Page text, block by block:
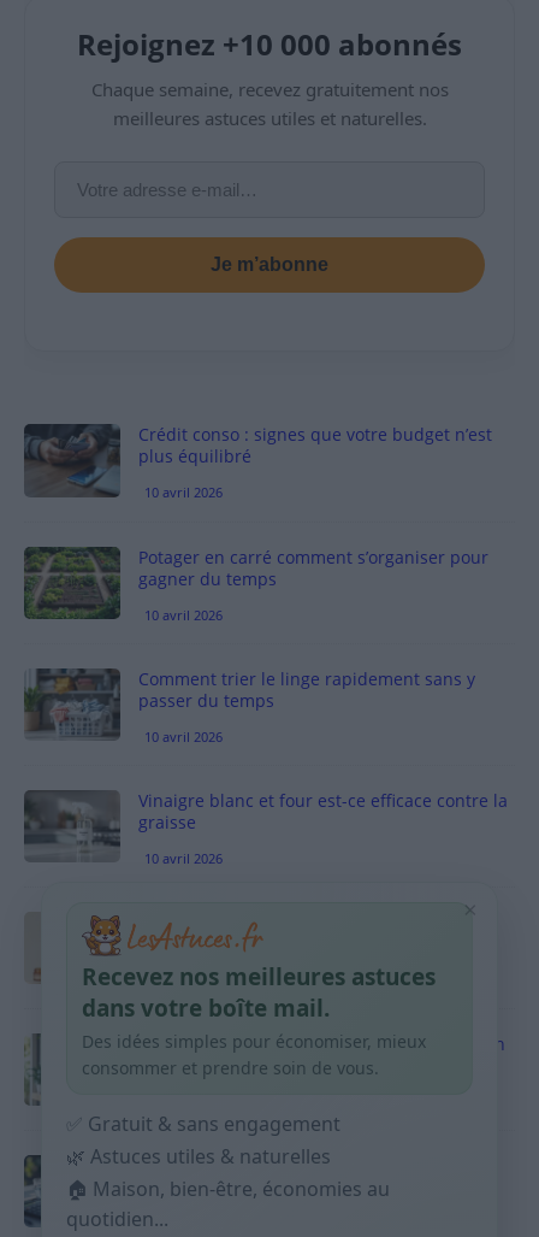
Rejoignez +10 000 abonnés
Chaque semaine, recevez gratuitement nos
meilleures astuces utiles et naturelles.
Je m’abonne
Crédit conso : signes que votre budget n’est
plus équilibré
10 avril 2026
Potager en carré comment s’organiser pour
gagner du temps
10 avril 2026
Comment trier le linge rapidement sans y
passer du temps
10 avril 2026
Vinaigre blanc et four est-ce efficace contre la
graisse
10 avril 2026
Taches pigmentaires : routine simple +
habitudes qui aident
9 avril 2026
Produits ménagers : comment économiser en
courses sans acheter 10 sprays
Budget mensuel : méthode rapide pour
répartir son salaire dès le jour de paie
9 avril 2026
×
Recevez nos meilleures astuces
dans votre boîte mail.
Des idées simples pour économiser, mieux
consommer et prendre soin de vous.
✅ Gratuit & sans engagement
🌿 Astuces utiles & naturelles
🏠 Maison, bien-être, économies au
quotidien...